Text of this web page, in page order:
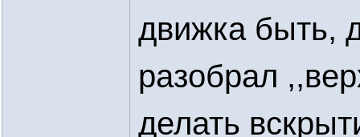
движка быть,
разобрал
делать